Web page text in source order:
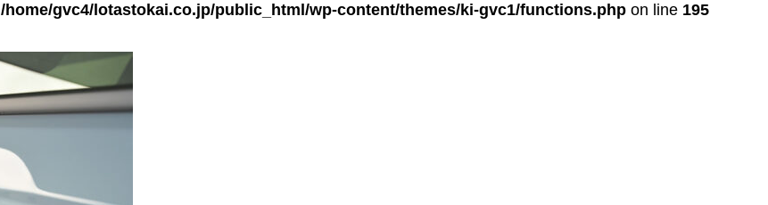
/home/gvc4/lotastokai.co.jp/public_html/wp-content/themes/ki-gvc1/functions.php on line 195